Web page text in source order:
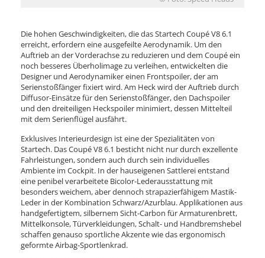
Die hohen Geschwindigkeiten, die das Startech Coupé V8 6.1
erreicht, erfordern eine ausgefeilte Aerodynamik. Um den
Auftrieb an der Vorderachse zu reduzieren und dem Coupé ein
noch besseres Überholimage zu verleihen, entwickelten die
Designer und Aerodynamiker einen Frontspoiler, der am
Serienstoßfänger fixiert wird. Am Heck wird der Auftrieb durch
Diffusor-Einsätze für den Serienstoßfänger, den Dachspoiler
und den dreiteiligen Heckspoiler minimiert, dessen Mittelteil
mit dem Serienflügel ausfährt.
Exklusives Interieurdesign ist eine der Spezialitäten von
Startech. Das Coupé V8 6.1 besticht nicht nur durch exzellente
Fahrleistungen, sondern auch durch sein individuelles
Ambiente im Cockpit. In der hauseigenen Sattlerei entstand
eine penibel verarbeitete Bicolor-Lederausstattung mit
besonders weichem, aber dennoch strapazierfähigem Mastik-
Leder in der Kombination Schwarz/Azurblau. Applikationen aus
handgefertigtem, silbernem Sicht-Carbon für Armaturenbrett,
Mittelkonsole, Türverkleidungen, Schalt- und Handbremshebel
schaffen genauso sportliche Akzente wie das ergonomisch
geformte Airbag-Sportlenkrad.